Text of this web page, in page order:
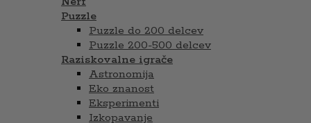
Puzzle
Puzzle do 200 delcev
Puzzle 200-500 delcev
Raziskovalne igrače
Astronomija
Eko znanost
Eksperimenti
Izkopavanje